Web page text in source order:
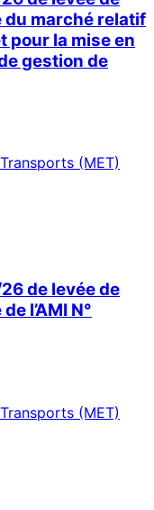
du marché relatif
pour la mise en
gestion de
(MET)
de levée de
l’AMI N°
(MET)